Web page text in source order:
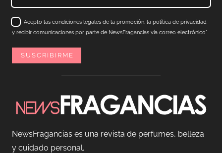
Acepto las condiciones legales de la promoción, la política de privacidad
y recibir comunicaciones por parte de NewsFragancias vía correo electrónico*
NewsFragancias es una revista de perfumes, belleza
y cuidado personal.